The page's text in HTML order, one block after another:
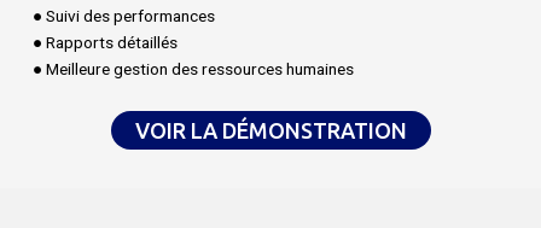
● Suivi des performances
● Rapports détaillés
● Meilleure gestion des ressources humaines
VOIR LA DÉMONSTRATION